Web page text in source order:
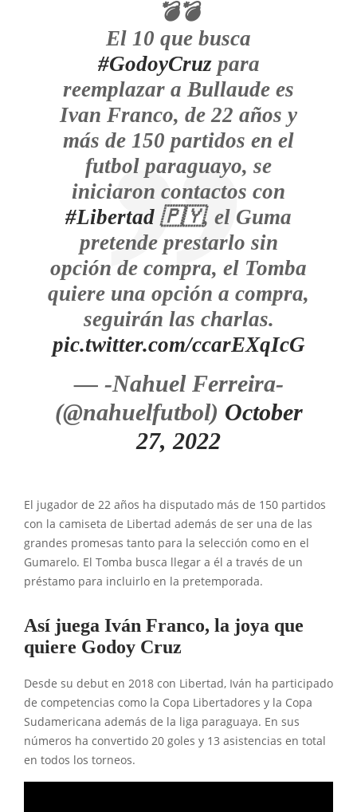
💣💣
El 10 que busca
#GodoyCruzpara
reemplazar a Bullaude es
Ivan Franco, de 22 años y
más de 150 partidos en el
futbol paraguayo, se
iniciaron contactos con
#Libertad 🇵🇾, el Guma
pretende prestarlo sin
opción de compra, el Tomba
quiere una opción a compra,
seguirán las charlas.
pic.twitter.com/ccarEXqIcG
— -Nahuel Ferreira-
(@nahuelfutbol) October
27, 2022
El jugador de 22 años ha disputado más de 150 partidos
con la camiseta de Libertad además de ser una de las
grandes promesas tanto para la selección como en el
Gumarelo. El Tomba busca llegar a él a través de un
préstamo para incluirlo en la pretemporada.
Así juega Iván Franco, la joya que
quiere Godoy Cruz
Desde su debut en 2018 con Libertad, Iván ha participado
de competencias como la Copa Libertadores y la Copa
Sudamericana además de la liga paraguaya. En sus
números ha convertido 20 goles y 13 asistencias en total
en todos los torneos.